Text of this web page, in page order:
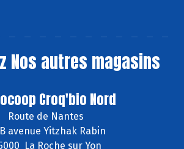
Nos autres magasins
Croq'bio Nord
Route de Nantes
avenue Yitzhak Rabin
La Roche sur Yon